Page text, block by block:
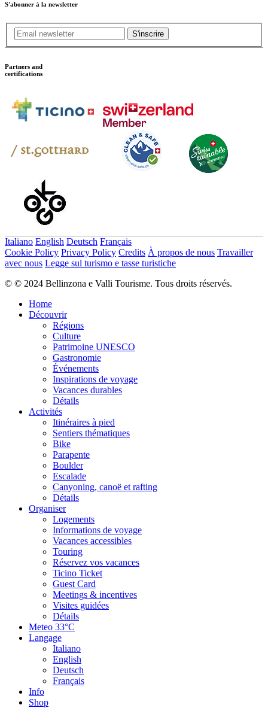
S'abonner à la newsletter
S'inscrire
Partners and
certifications
Italiano English Deutsch Français
Cookie Policy Privacy Policy Credits À propos de nous Travailler
avec nous Legge sul turismo e tasse turistiche
© © 2024 Bellinzona e Valli Tourisme. Tous droits réservés.
Home
Découvrir
Régions
Culture
Patrimoine UNESCO
Gastronomie
Événements
Inspirations de voyage
Vacances durables
Détails
Activités
Itinéraires à pied
Sentiers thématiques
Bike
Parapente
Boulder
Escalade
Canyoning, canoë et rafting
Détails
Organiser
Logements
Informations de voyage
Vacances accessibles
Touring
Réservez vos vacances
Ticino Ticket
Guest Card
Meetings & incentives
Visites guidées
Détails
Meteo 33°C
Langage
Italiano
English
Deutsch
Français
Info
Shop